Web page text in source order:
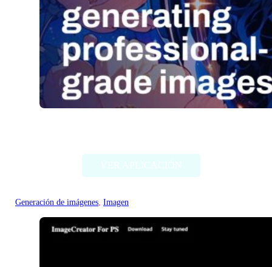
Generación de imágenes, Imagen